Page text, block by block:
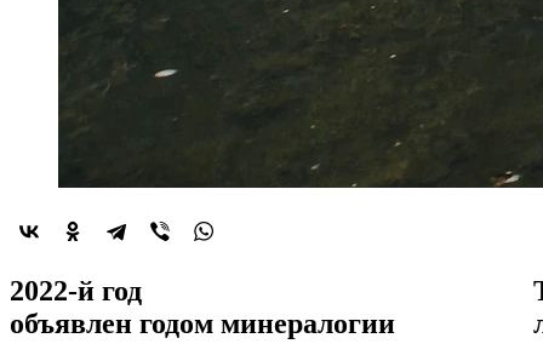
2022-й год
объявлен годом минералогии